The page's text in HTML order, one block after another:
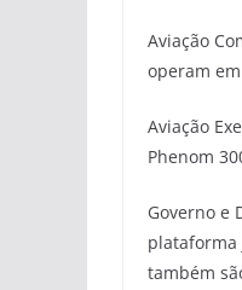
Aviação
operam
Aviação
Phenom
Governo e
plataforma
também